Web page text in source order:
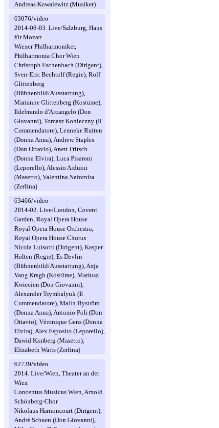
Andreas Kowalewitz (Musiker)
63076/video
2014-08-03. Live/Salzburg, Haus
für Mozart
Wiener Philharmoniker,
Philharmonia Chor Wien
Christoph Eschenbach (Dirigent),
Sven-Eric Bechtolf (Regie), Rolf
Glittenberg
(Bühnenbild/Ausstattung),
Marianne Glittenberg (Kostüme),
Ildebrando d'Arcangelo (Don
Giovanni), Tomasz Konieczny (Il
Commendatore), Lenneke Ruiten
(Donna Anna), Andrew Staples
(Don Ottavio), Anett Fritsch
(Donna Elvira), Luca Pisaroni
(Leporello), Alessio Arduini
(Masetto), Valentina Nafornita
(Zerlina)
63466/video
2014-02. Live/London, Covent
Garden, Royal Opera House
Royal Opera House Orchestra,
Royal Opera House Chorus
Nicola Luisotti (Dirigent), Kasper
Holten (Regie), Es Devlin
(Bühnenbild/Ausstattung), Anja
Vang Kragh (Kostüme), Mariusz
Kwiecien (Don Giovanni),
Alexander Tsymbalyuk (Il
Commendatore), Malin Byström
(Donna Anna), Antonio Poli (Don
Ottavio), Véronique Gens (Donna
Elvira), Alex Esposito (Leporello),
Dawid Kimberg (Masetto),
Elizabeth Watts (Zerlina)
62739/video
2014. Live/Wien, Theater an der
Wien
Concentus Musicus Wien, Arnold
Schönberg-Chor
Nikolaus Harnoncourt (Dirigent),
André Schuen (Don Giovanni),